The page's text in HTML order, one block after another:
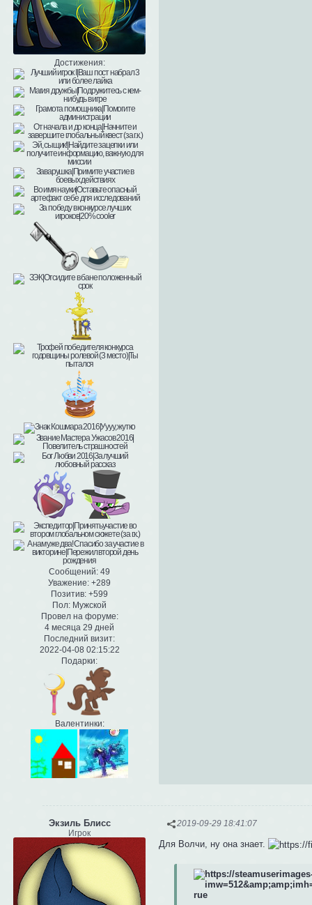
Достижения:
Сообщений: 49
Уважение: +289
Позитив: +599
Пол: Мужской
Провел на форуме:
4 месяца 29 дней
Последний визит:
2022-04-08 02:15:22
Подарки:
Валентинки:
2019-09-29 18:41:07
Экзиль Блисс
Игрок
Для Волчи, ну она знает.